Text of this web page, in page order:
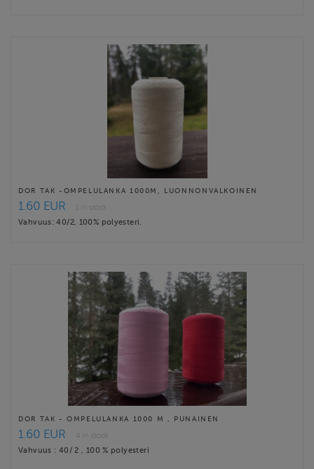
DOR TAK -OMPELULANKA 1000M, LUONNONVALKOINEN
1.60 EUR
1 in stock
Vahvuus: 40/2, 100% polyesteri.
DOR TAK - OMPELULANKA 1000 M , PUNAINEN
1.60 EUR
4 in stock
Vahvuus : 40/ 2 , 100 % polyesteri